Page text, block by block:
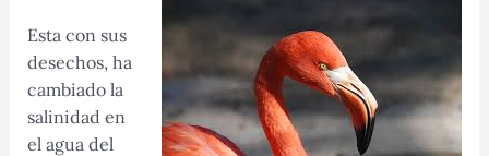
Esta con sus
desechos, ha
cambiado la
salinidad en
el agua del